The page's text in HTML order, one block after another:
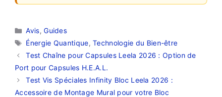
Catégories
Avis,Guides
Étiquettes
Énergie Quantique,Technologie du Bien-être
Test Chaîne pour Capsules Leela 2026 : Option de
Port pour Capsules H.E.A.L.
Test Vis Spéciales Infinity Bloc Leela 2026 :
Accessoire de Montage Mural pour votre Bloc